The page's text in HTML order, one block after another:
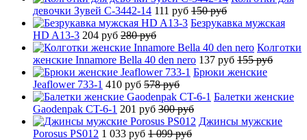
девочки Зувей C-3442-14 111 руб 150 руб
Безрукавка мужская
HD A13-3 204 руб 280 руб
Колготки
женские Innamore Bella 40 den nero 137 руб 155 руб
Брюки женские
Jeaflower 733-1 410 руб 578 руб
Балетки женские
Gaodenpak CT-6-1 201 руб 300 руб
Джинсы мужские
Porosus PS012 1 033 руб 1 099 руб